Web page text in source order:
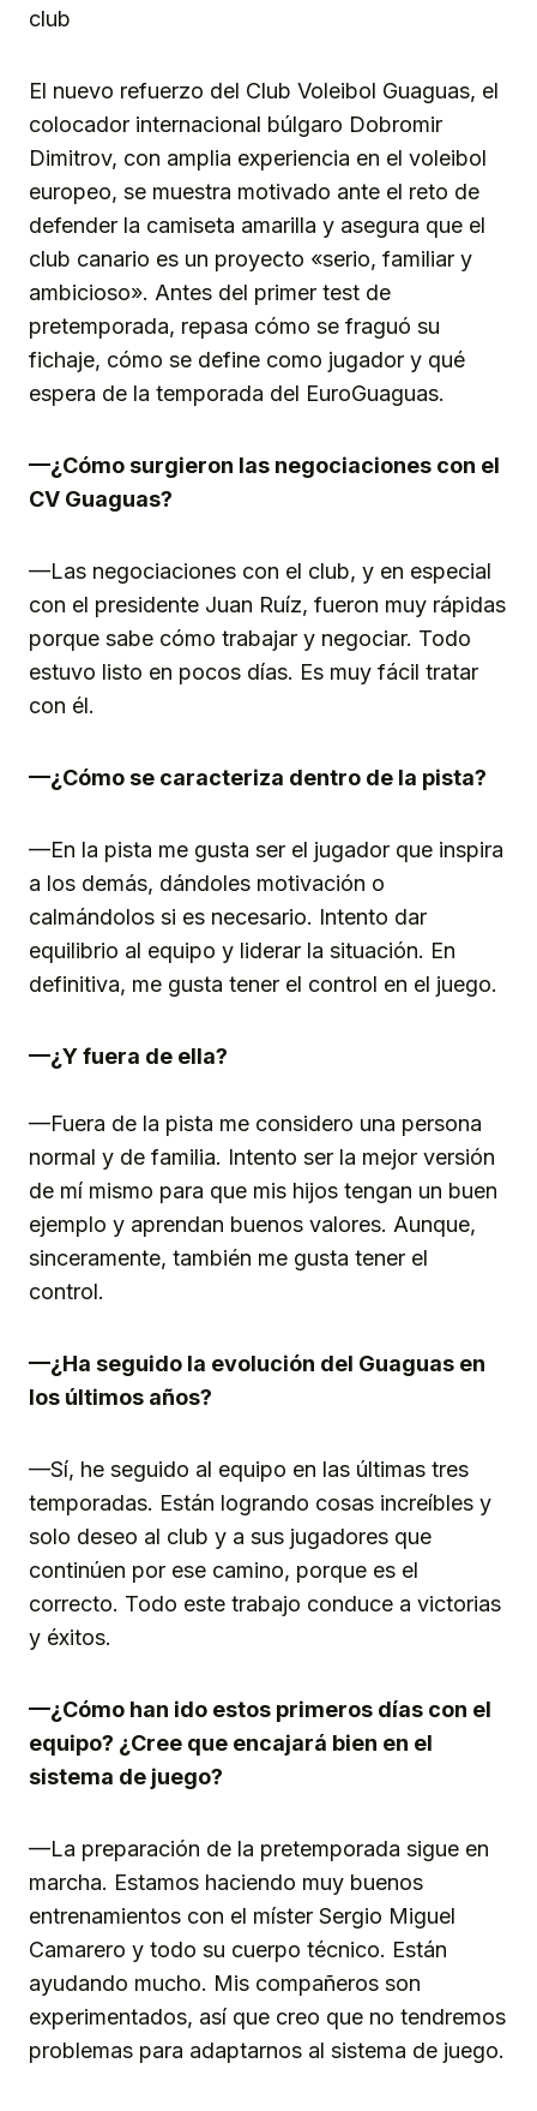
club
El nuevo refuerzo del Club Voleibol Guaguas, el
colocador internacional búlgaro Dobromir
Dimitrov, con amplia experiencia en el voleibol
europeo, se muestra motivado ante el reto de
defender la camiseta amarilla y asegura que el
club canario es un proyecto «serio, familiar y
ambicioso». Antes del primer test de
pretemporada, repasa cómo se fraguó su
fichaje, cómo se define como jugador y qué
espera de la temporada del EuroGuaguas.
—¿Cómo surgieron las negociaciones con el
CV Guaguas?
—Las negociaciones con el club, y en especial
con el presidente Juan Ruíz, fueron muy rápidas
porque sabe cómo trabajar y negociar. Todo
estuvo listo en pocos días. Es muy fácil tratar
con él.
—¿Cómo se caracteriza dentro de la pista?
—En la pista me gusta ser el jugador que inspira
a los demás, dándoles motivación o
calmándolos si es necesario. Intento dar
equilibrio al equipo y liderar la situación. En
definitiva, me gusta tener el control en el juego.
—¿Y fuera de ella?
—Fuera de la pista me considero una persona
normal y de familia. Intento ser la mejor versión
de mí mismo para que mis hijos tengan un buen
ejemplo y aprendan buenos valores. Aunque,
sinceramente, también me gusta tener el
control.
—¿Ha seguido la evolución del Guaguas en
los últimos años?
—Sí, he seguido al equipo en las últimas tres
temporadas. Están logrando cosas increíbles y
solo deseo al club y a sus jugadores que
continúen por ese camino, porque es el
correcto. Todo este trabajo conduce a victorias
y éxitos.
—¿Cómo han ido estos primeros días con el
equipo? ¿Cree que encajará bien en el
sistema de juego?
—La preparación de la pretemporada sigue en
marcha. Estamos haciendo muy buenos
entrenamientos con el míster Sergio Miguel
Camarero y todo su cuerpo técnico. Están
ayudando mucho. Mis compañeros son
experimentados, así que creo que no tendremos
problemas para adaptarnos al sistema de juego.